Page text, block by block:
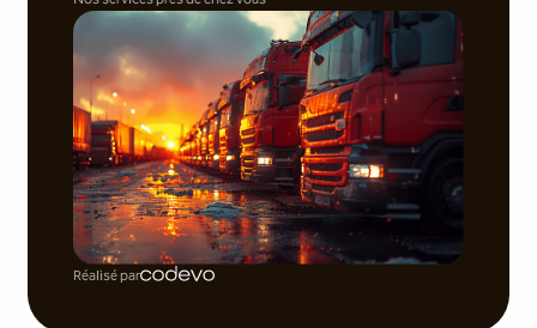
Réalisé par